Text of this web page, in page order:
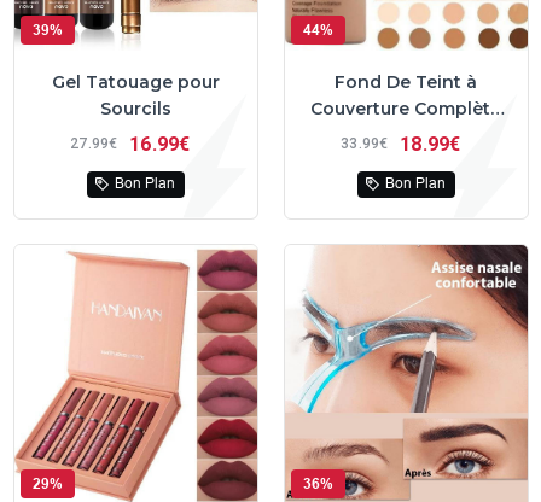
39%
Gel Tatouage pour
Sourcils
27 99€ 16 99€
Bon Plan
44%
Fond De Teint à
Couverture Complète
PRO
33 99€ 18 99€
Bon Plan
29% 36%